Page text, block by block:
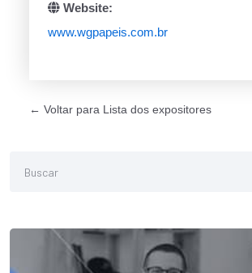
Website:
www.wgpapeis.com.br
← Voltar para Lista dos expositores